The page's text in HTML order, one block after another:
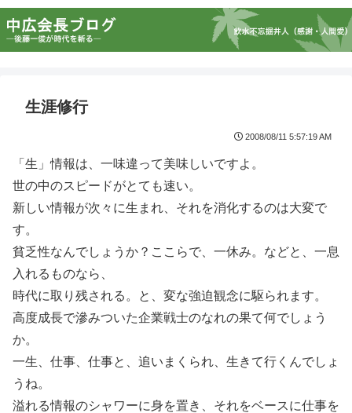
生涯修行
2008/08/11 5:57:19 AM
「生」情報は、一味違って美味しいですよ。
世の中のスピードがとても速い。
新しい情報が次々に生まれ、それを消化するのは大変で
す。
貧乏性なんでしょうか？ここらで、一休み。などと、一息
入れるものなら、
時代に取り残される。と、変な強迫観念に駆られます。
高度成長で滲みついた企業戦士のなれの果て何でしょう
か。
一生、仕事、仕事と、追いまくられ、生きて行くんでしょ
うね。
溢れる情報のシャワーに身を置き、それをベースに仕事を